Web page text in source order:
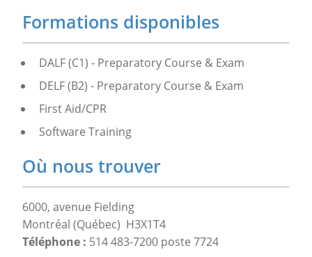
Formations disponibles
DALF (C1) - Preparatory Course & Exam
DELF (B2) - Preparatory Course & Exam
First Aid/CPR
Software Training
Où nous trouver
6000, avenue Fielding
Montréal (Québec) H3X1T4
Téléphone : 514 483-7200 poste 7724